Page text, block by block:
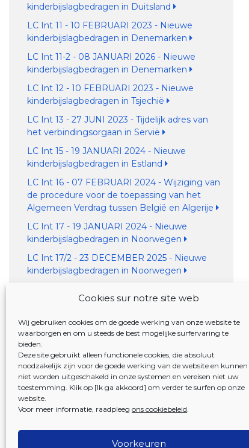
Cookies sur notre site web
Wij gebruiken cookies om de goede werking van onze website te
waarborgen en om u steeds de best mogelijke surfervaring te
bieden.
Deze site gebruikt alleen functionele cookies, die absoluut
noodzakelijk zijn voor de goede werking van de website en kunnen
niet worden uitgeschakeld in onze systemen en vereisen niet uw
toestemming. Klik op [Ik ga akkoord] om verder te surfen op onze
website.
Voor meer informatie, raadpleeg ons cookiebeleid.
Voorkeuren
kinderbijslagbedragen in Duitsland
LC Int 11 - 10 FEBRUARI 2023 - Nieuwe
kinderbijslagbedragen in Denemarken
LC Int 11-2 - 08 JANUARI 2026 - Nieuwe
kinderbijslagbedragen in Denemarken
LC Int 12 - 10 FEBRUARI 2023 - Nieuwe
kinderbijslagbedragen in Tsjechië
LC Int 13 - 27 JUNI 2023 - Tijdelijk adres van
het verbindingsorgaan in Servië
LC Int 15 - 19 JANUARI 2024 - Nieuwe
kinderbijslagbedragen in Estland
LC Int 16 - 07 FEBRUARI 2024 - Wijziging van
de procedure voor de toepassing van het
Algemeen Verdrag tussen België en Algerije
LC Int 17 - 19 JANUARI 2024 - Nieuwe
kinderbijslagbedragen in Noorwegen
LC Int 17/2 - 23 DECEMBER 2025 - Nieuwe
kinderbijslagbedragen in Noorwegen
wijzigingen in het repertorium van de
LC Int 19 - 13 JUNI 2025 - Antwoordtermijnen
en termijnen voor periodieke controles in
internationale dossiers
LC Proc 04 - Omrekeningskoersen van de
munteenheden
Omzendbrieven EESSI